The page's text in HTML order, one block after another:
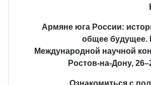
Армяне юга России:
общее будущее.
Международной научной
Ростов-на-Дону,
Ознакомиться с